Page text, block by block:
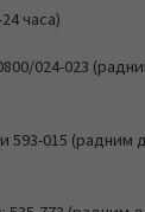
часа)
024-023
593-015 (радним